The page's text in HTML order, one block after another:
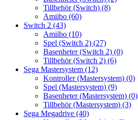
Tillbehör (Switch) (8)
Amiibo (60)
Switch 2 (43)
Amiibo (10)
Spel (Switch 2) (27)
Basenheter (Switch 2) (0)
Tillbehör (Switch 2) (6)
Sega Mastersystem (12)
Kontroller (Mastersystem) (0)
Spel (Mastersystem) (9)
Basenheter (Mastersystem) (0)
Tillbehör (Mastersystem) (3)
Sega Megadrive (40)